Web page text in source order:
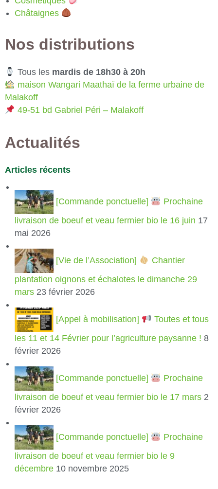
Châtaignes
Nos distributions
Tous lesmardis de 18h30 à 20h
maison Wangari Maathaï de la ferme urbaine de
Malakoff
49-51 bd Gabriel Péri – Malakoff
Actualités
Articles récents
[Commande ponctuelle]
Prochaine
livraison de boeuf et veau fermier bio le 16 juin 17
mai 2026
[Vie de l’Association]
Chantier
plantation oignons et échalotes le dimanche 29
mars 23 février 2026
[Appel à mobilisation]
Toutes et tous
les 11 et 14 Février pour l’agriculture paysanne ! 8
février 2026
[Commande ponctuelle]
Prochaine
livraison de boeuf et veau fermier bio le 17 mars 2
février 2026
[Commande ponctuelle]
Prochaine
livraison de boeuf et veau fermier bio le 9
décembre 10 novembre 2025